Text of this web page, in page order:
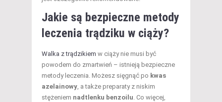
Jakie są bezpieczne metody
leczenia trądziku w ciąży?
Walka z trądzikiem w ciąży nie musi być
powodem do zmartwień – istnieją bezpieczne
metody leczenia. Możesz sięgnąć po kwas
azelainowy, a także preparaty z niskim
stężeniem nadtlenku benzoilu. Co więcej,